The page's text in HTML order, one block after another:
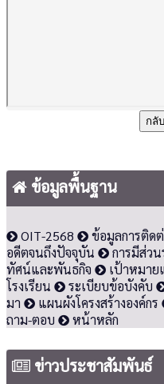
กลั
ข้อมูลพื้นฐาน
OIT-2568 ข้อมูลการติด
อดีตจนถึงปัจจุบัน
การมีส่ว
ทัศน์และพันธกิจ
เป้าหมา
โรงเรียน
ระเบียบข้อบังคับ
มา
แผนผังโครงสร้างองค์กร
ถาม-ตอบ
หน้าหลัก
ข่าวประชาสัมพันธ์